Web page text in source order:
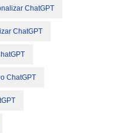
ChatGPT
ChatGPT
ChatGPT